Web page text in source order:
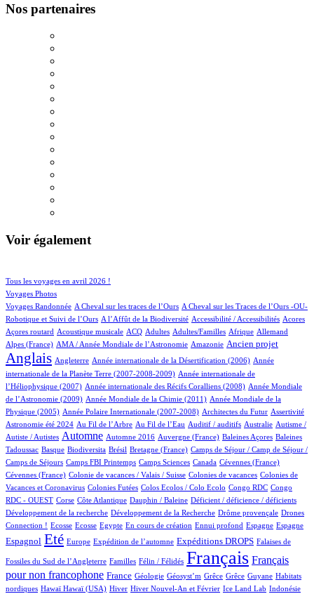
Nos partenaires
Voir également
Tous les voyages en avril 2026 !
222/1053
Voyages Photos
174/1053
Voyages Randonnée
6/1053 A Cheval sur les traces de l’Ours
6/1053
A Cheval sur les Traces de l’Ours -OU-
Robotique et Suivi de l’Ours
5/1053 A l’Affût de la Biodiversité
1/1053 Accessibilité / Accessibilités
6/1053 Acores
1/1053
Açores routard
1/1053 Acoustique musicale
100/1053 ACQ
35/1053 Adultes
14/1053 Adultes/Familles
3/1053 Afrique
75/1053 Allemand
24/1053
Alpes (France)
14/1053 AMA / Année Mondiale de l’Astronomie
15/1053 Amazonie
329/1053 Ancien projet
809/1053
Anglais
58/1053 Angleterre
8/1053 Année internationale de la Désertification (2006)
16/1053
Année
internationale de la Planète Terre (2007-2008-2009)
5/1053
Année internationale de
l’Héliophysique (2007)
3/1053 Année internationale des Récifs Coralliens (2008)
14/1053
Année Mondiale
de l’Astronomie (2009)
3/1053 Année Mondiale de la Chimie (2011)
17/1053
Année Mondiale de la
Physique (2005)
6/1053 Année Polaire Internationale (2007-2008)
5/1053 Architectes du Futur
1/1053 Assertivité
65/1053
Astronomie été 2024
25/1053 Au Fil de l’Arbre
16/1053 Au Fil de l’Eau
1/1053 Auditif / auditifs
3/1053 Australie
1/1053
Autisme /
Autiste / Autistes
480/1053 Automne
3/1053 Automne 2016
5/1053 Auvergne (France)
1/1053 Baleines Açores
2/1053
Baleines
Tadoussac
1/1053 Basque
113/1053 Biodiversita
1/1053 Brésil
14/1053 Bretagne (France)
117/1053
Camps de Séjour / Camp de Séjour /
Camps de Séjours
6/1053 Camps FBI Printemps
19/1053 Camps Sciences
4/1053 Canada
3/1053 Cévennes (France)
1/1053
Cévennes (France)
1/1053 Colonie de vacances / Valais / Suisse
2/1053 Colonies de vacances
3/1053
Colonies de
Vacances et Coronavirus
1/1053 Colonies Futées
1/1053 Colos Ecolos / Colo Ecolo
1/1053 Congo RDC
3/1053
Congo
RDC - OUEST
1/1053 Corse
14/1053 Côte Atlantique
1/1053 Dauphin / Baleine
1/1053 Déficient / déficience / déficients
1/1053
Développement de la recherche
1/1053 Développement de la Recherche
1/1053 Drôme provençale
23/1053
Drones
Connection !
2/1053 Ecosse
2/1053 Ecosse
1/1053 Egypte
28/1053 En cours de création
1/1053 Ennui profond
18/1053 Espagne
15/1053 Espagne
255/1053
Espagnol
787/1053Eté
15/1053 Europe
199/1053 Expédition de l’automne
298/1053 Expéditions DROPS
3/1053 Falaises de
Fossiles du Sud de l’Angleterre Familles Félin / Félidés Français Français
pour non francophone
334/1053 France
49/1053 Géologie
1/1053 Géosyst’m
1/1053 Grêce
1/1053 Grêce
1/1053 Guyane
4/1053
Habitats
nordiques
3/1053 Hawaï
3/1053 Hawaï (USA)
184/1053 Hiver
29/1053 Hiver Nouvel-An et Février
9/1053 Ice Land Lab
1/1053 Indonésie
1/1053